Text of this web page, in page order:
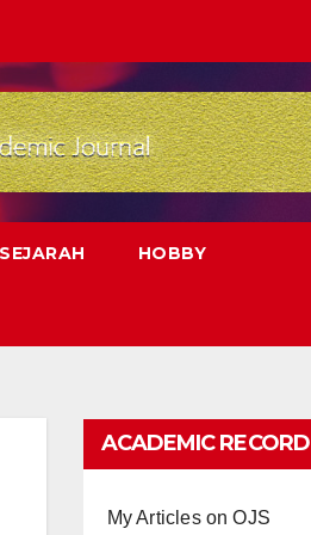
SEJARAH HOBBY
ACADEMIC RECORD
My Articles on OJS